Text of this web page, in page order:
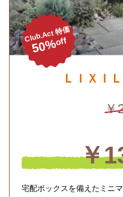
Club.Act 特価
50%off
ＬＩＸＩ
￥
￥
宅配ボックスを備えたミニ